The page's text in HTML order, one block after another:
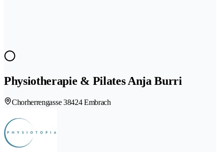
Physiotherapie & Pilates Anja Burri
Chorherrengasse 38424 Embrach